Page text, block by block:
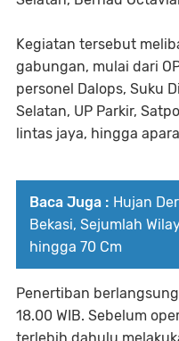
Kegiatan tersebut
gabungan, mulai dari
personel Dalops, Suku
Selatan, UP Parkir,
lintas jaya, hingga
Baca Juga : Hujan
Bekasi, Sejumlah
hingga 70 Cm
Penertiban
18.00 WIB. Sebelum